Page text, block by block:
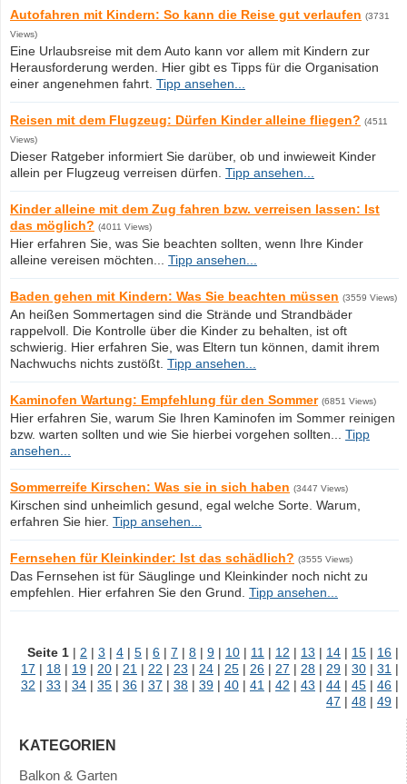
Autofahren mit Kindern: So kann die Reise gut verlaufen (3731
Views)
Eine Urlaubsreise mit dem Auto kann vor allem mit Kindern zur
Herausforderung werden. Hier gibt es Tipps für die Organisation
einer angenehmen fahrt. Tipp ansehen...
Reisen mit dem Flugzeug: Dürfen Kinder alleine fliegen? (4511
Views)
Dieser Ratgeber informiert Sie darüber, ob und inwieweit Kinder
allein per Flugzeug verreisen dürfen. Tipp ansehen...
Kinder alleine mit dem Zug fahren bzw. verreisen lassen: Ist
das möglich? (4011 Views)
Hier erfahren Sie, was Sie beachten sollten, wenn Ihre Kinder
alleine vereisen möchten... Tipp ansehen...
Baden gehen mit Kindern: Was Sie beachten müssen (3559 Views)
An heißen Sommertagen sind die Strände und Strandbäder
rappelvoll. Die Kontrolle über die Kinder zu behalten, ist oft
schwierig. Hier erfahren Sie, was Eltern tun können, damit ihrem
Nachwuchs nichts zustößt. Tipp ansehen...
Kaminofen Wartung: Empfehlung für den Sommer (6851 Views)
Hier erfahren Sie, warum Sie Ihren Kaminofen im Sommer reinigen
bzw. warten sollten und wie Sie hierbei vorgehen sollten... Tipp
ansehen...
Sommerreife Kirschen: Was sie in sich haben (3447 Views)
Kirschen sind unheimlich gesund, egal welche Sorte. Warum,
erfahren Sie hier. Tipp ansehen...
Fernsehen für Kleinkinder: Ist das schädlich? (3555 Views)
Das Fernsehen ist für Säuglinge und Kleinkinder noch nicht zu
empfehlen. Hier erfahren Sie den Grund. Tipp ansehen...
Seite 1 | 2 | 3 | 4 | 5 | 6 | 7 | 8 | 9 | 10 | 11 | 12 | 13 | 14 | 15 | 16 |
17 | 18 | 19 | 20 | 21 | 22 | 23 | 24 | 25 | 26 | 27 | 28 | 29 | 30 | 31 |
32 | 33 | 34 | 35 | 36 | 37 | 38 | 39 | 40 | 41 | 42 | 43 | 44 | 45 | 46 |
47 | 48 | 49 |
KATEGORIEN
Balkon & Garten